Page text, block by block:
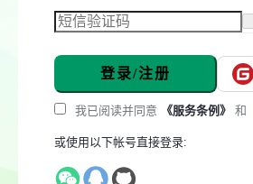
登录/注册
我已阅读并同意 《服务条例》 和
或使用以下帐号直接登录: